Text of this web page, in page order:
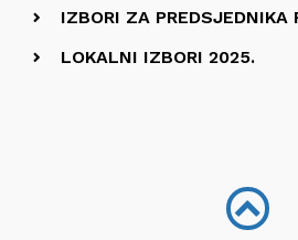
IZBORI ZA PREDSJEDNIKA
LOKALNI IZBORI 2025.